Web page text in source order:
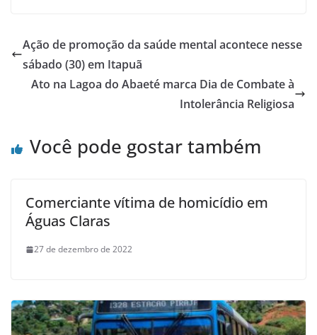
Ação de promoção da saúde mental acontece nesse
sábado (30) em Itapuã
Ato na Lagoa do Abaeté marca Dia de Combate à
Intolerância Religiosa
Você pode gostar também
Comerciante vítima de homicídio em
Águas Claras
27 de dezembro de 2022